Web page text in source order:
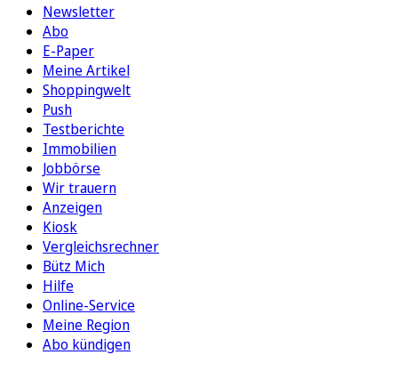
Newsletter
Abo
E-Paper
Meine Artikel
Shoppingwelt
Push
Testberichte
Immobilien
Jobbörse
Wir trauern
Anzeigen
Kiosk
Vergleichsrechner
Bütz Mich
Hilfe
Online-Service
Meine Region
Abo kündigen